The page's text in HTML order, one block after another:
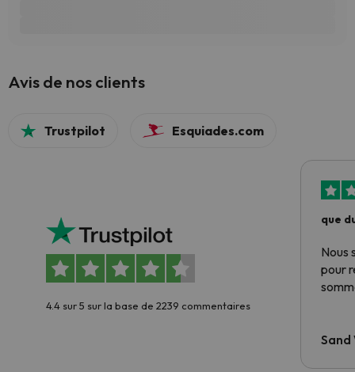
Avis de nos clients
Trustpilot Esquiades.com
4.4 sur 5 sur la base de 2239 commentaires
que
Nous
pour
Sand